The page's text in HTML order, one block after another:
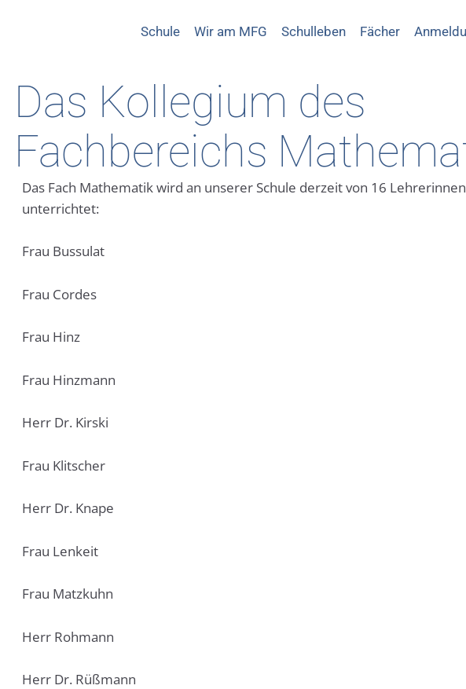
Schule Wir am MFG Schulleben Fächer
Das Kollegium des
Fachbereichs
Das Fach Mathematik wird an unserer Schule derzeit von 16
unterrichtet:
Frau Bussulat
Frau Cordes
Frau Hinz
Frau Hinzmann
Herr Dr. Kirski
Frau Klitscher
Herr Dr. Knape
Frau Lenkeit
Frau Matzkuhn
Herr Rohmann
Herr Dr. Rüßmann